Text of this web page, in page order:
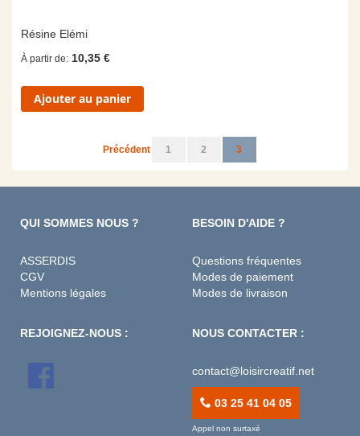
Résine Elémi
À partir de 10,35 €
Ajouter au panier
Page
Page
Précédent Page
1 Page
2 Vous lisez actuellement la
3
QUI SOMMES NOUS ?
ASSERDIS
CGV
Mentions légales
BESOIN D'AIDE ?
Questions fréquentes
Modes de paiement
Modes de livraison
REJOIGNEZ-NOUS : NOUS CONTACTER :
contact@loisircreatif.net
03 25 41 04 05
Appel non surtaxé